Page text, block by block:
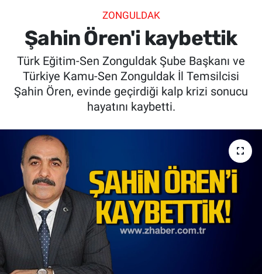
ZONGULDAK
Şahin Ören'i kaybettik
Türk Eğitim-Sen Zonguldak Şube Başkanı ve
Türkiye Kamu-Sen Zonguldak İl Temsilcisi
Şahin Ören, evinde geçirdiği kalp krizi sonucu
hayatını kaybetti.
SPOR
SAĞLIK